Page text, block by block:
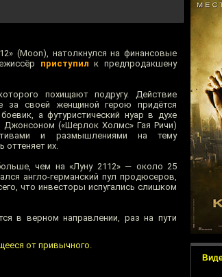
(Moon), натолкнулся на финансовые
приступил к предпродакшену
похищают подругу. Действие
за своей женщиной герою придётся
а футуристический нуар в духе
Джонсоном («Шерлок Холмс» Гая Ричи)
и размышлениями на тему
оттеняет их.
чем на «Луну 2112» — около 25
англо-германский пул продюсеров,
что инвесторы испугались слишком
в верном направлении, раз на пути
от привычного.